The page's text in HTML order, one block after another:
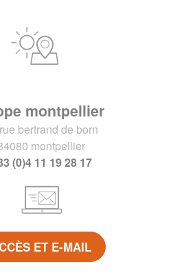
montpellier
bertrand de born
montpellier
(0)4 11 19 28 17
ET E-MAIL